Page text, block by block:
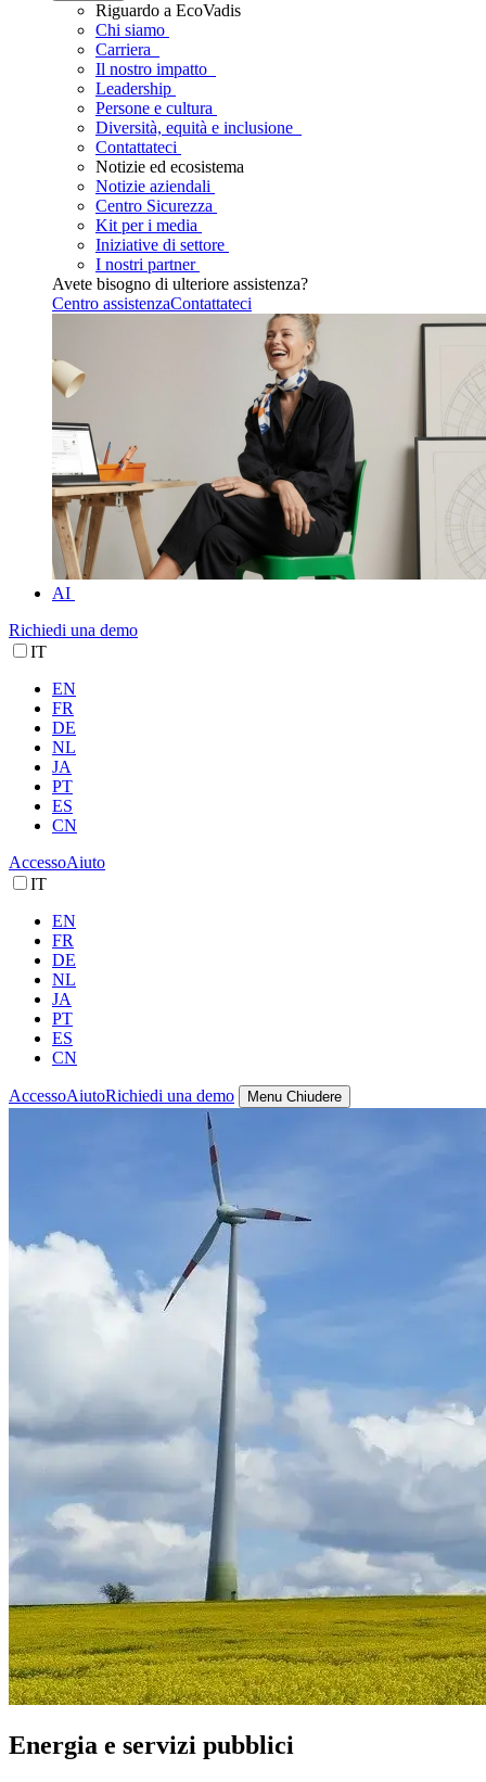
Riguardo a EcoVadis
Chi siamo
Carriera
Il nostro impatto
Leadership
Persone e cultura
Diversità, equità e inclusione
Contattateci
Notizie ed ecosistema
Notizie aziendali
Centro Sicurezza
Kit per i media
Iniziative di settore
I nostri partner
Avete bisogno di ulteriore assistenza?
Centro assistenzaContattateci
AI
Richiedi una demo
IT
EN
FR
DE
NL
JA
PT
ES
CN
AccessoAiuto
IT
EN
FR
DE
NL
JA
PT
ES
CN
AccessoAiutoRichiedi una demo Menu Chiudere
Energia e servizi pubblici